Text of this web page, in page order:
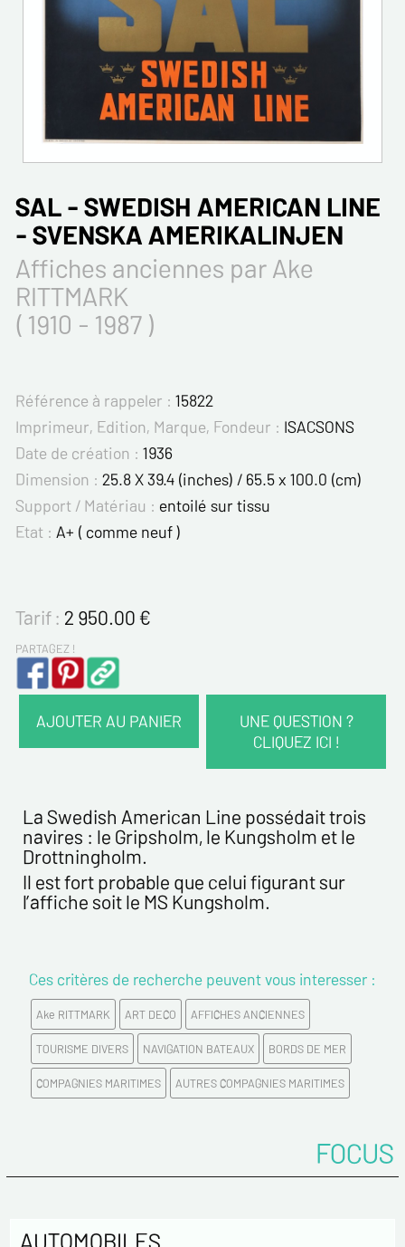
SAL - SWEDISH AMERICAN LINE
- SVENSKA AMERIKALINJEN
Affiches anciennes par Ake
RITTMARK
( 1910 - 1987 )
Référence à rappeler : 15822
Imprimeur, Edition, Marque, Fondeur : ISACSONS
Date de création : 1936
Dimension : 25.8 X 39.4 (inches) / 65.5 x 100.0 (cm)
Support / Matériau : entoilé sur tissu
Etat : A+ ( comme neuf )
Tarif : 2 950.00€
PARTAGEZ !
AJOUTER AU PANIER
UNE QUESTION ?
CLIQUEZ ICI !
Nom*
Prénom*
Confirmez votre Email*
Tél.
La Swedish American Line possédait trois
navires : le Gripsholm, le Kungsholm et le
Drottningholm.
Il est fort probable que celui figurant sur
l’affiche soit le MS Kungsholm.
Ces critères de recherche peuvent vous interesser :
Ake RITTMARK ART DECO AFFICHES ANCIENNES
TOURISME DIVERS NAVIGATION BATEAUX BORDS DE MER
COMPAGNIES MARITIMES AUTRES COMPAGNIES MARITIMES
FOCUS
AUTOMOBILES